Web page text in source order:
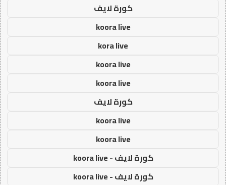
كورة لايف
koora live
kora live
koora live
koora live
كورة لايف
koora live
koora live
كورة لايف - koora live
كورة لايف - koora live